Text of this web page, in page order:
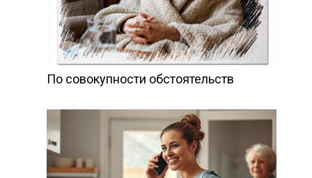
По совокупности обстоятельств